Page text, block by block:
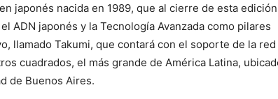
japonés nacida en 1989, que al cierre de esta edición
ADN japonés y la Tecnología Avanzada como pilares
llamado Takumi, que contará con el soporte de la red
cuadrados, el más grande de América Latina,
de Buenos Aires.